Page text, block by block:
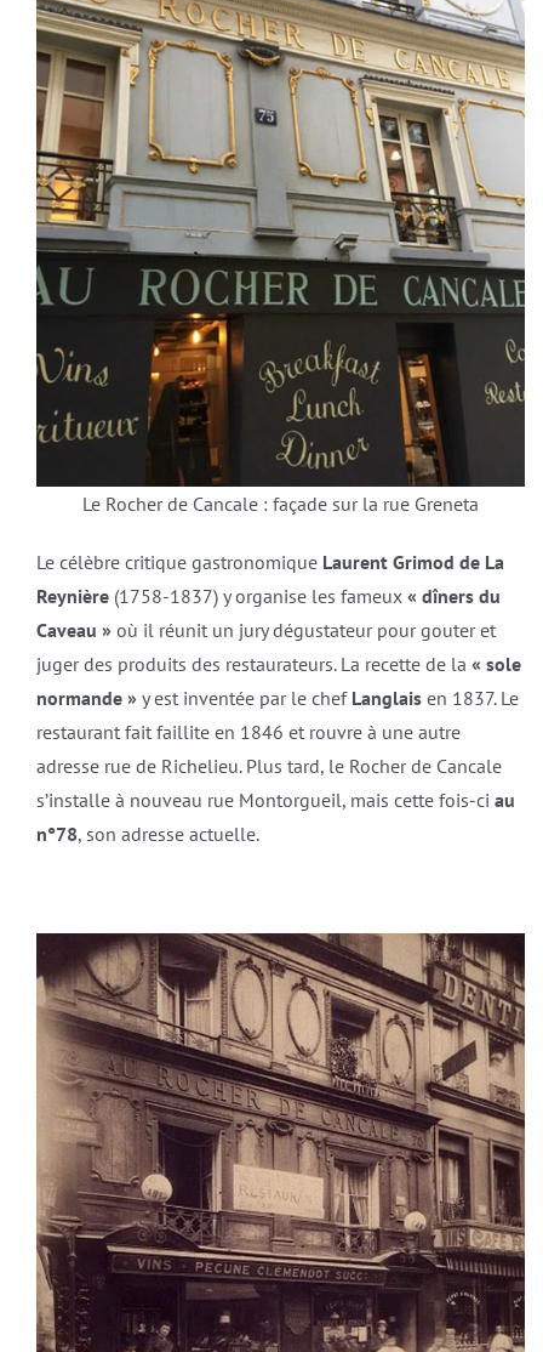
Le Rocher de Cancale : façade sur la rue Greneta
Le célèbre critique gastronomique Laurent Grimod de La
Reynière(1758-1837) y organise les fameux « dîners du
Caveau »où il réunit un jury dégustateur pour gouter et
juger des produits des restaurateurs. La recette de la « sole
normande »y est inventée par le chef Langlaisen 1837. Le
restaurant fait faillite en 1846 et rouvre à une autre
adresse rue de Richelieu. Plus tard, le Rocher de Cancale
s’installe à nouveau rue Montorgueil, mais cette fois-ci au
n°78, son adresse actuelle.